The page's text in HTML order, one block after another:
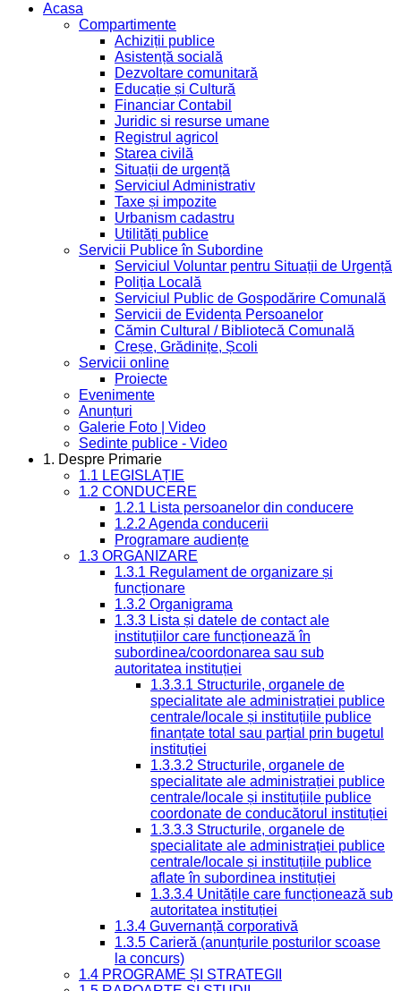
Acasa
Compartimente
Achiziții publice
Asistență socială
Dezvoltare comunitară
Educație și Cultură
Financiar Contabil
Juridic si resurse umane
Registrul agricol
Starea civilă
Situații de urgență
Serviciul Administrativ
Taxe și impozite
Urbanism cadastru
Utilități publice
Servicii Publice în Subordine
Serviciul Voluntar pentru Situații de Urgență
Poliția Locală
Serviciul Public de Gospodărire Comunală
Servicii de Evidența Persoanelor
Cămin Cultural / Bibliotecă Comunală
Creșe, Grădinițe, Școli
Servicii online
Proiecte
Evenimente
Anunțuri
Galerie Foto | Video
Sedinte publice - Video
1. Despre Primarie
1.1 LEGISLAȚIE
1.2 CONDUCERE
1.2.1 Lista persoanelor din conducere
1.2.2 Agenda conducerii
Programare audiențe
1.3 ORGANIZARE
1.3.1 Regulament de organizare și
funcționare
1.3.2 Organigrama
1.3.3 Lista și datele de contact ale
instituțiilor care funcționează în
subordinea/coordonarea sau sub
autoritatea instituției
1.3.3.1 Structurile, organele de
specialitate ale administrației publice
centrale/locale și instituțiile publice
finanțate total sau parțial prin bugetul
instituției
1.3.3.2 Structurile, organele de
specialitate ale administrației publice
centrale/locale și instituțiile publice
coordonate de conducătorul instituției
1.3.3.3 Structurile, organele de
specialitate ale administrației publice
centrale/locale și instituțiile publice
aflate în subordinea instituției
1.3.3.4 Unitățile care funcționează sub
autoritatea instituției
1.3.4 Guvernanță corporativă
1.3.5 Carieră (anunțurile posturilor scoase
la concurs)
1.4 PROGRAME ȘI STRATEGII